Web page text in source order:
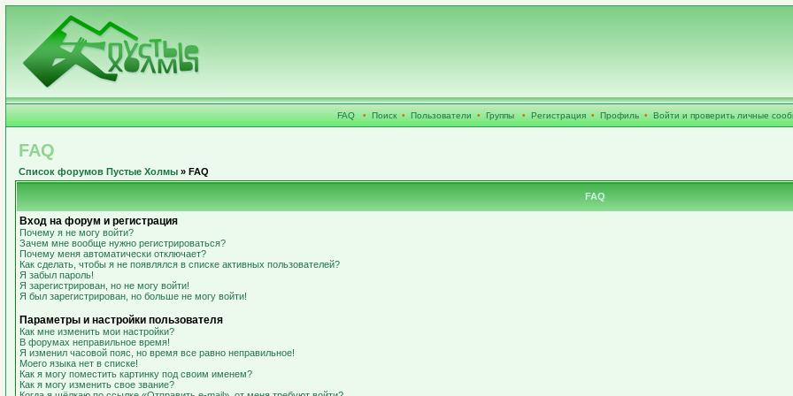
FAQ • Поиск • Пользователи • Группы • Регистрация • Профиль • Войти и проверить личные
FAQ
Список форумов Пустые Холмы » FAQ
FAQ
Вход на форум и регистрация
Почему я не могу войти?
Зачем мне вообще нужно регистрироваться?
Почему меня автоматически отключает?
Как сделать, чтобы я не появлялся в списке активных пользователей?
Я забыл пароль!
Я зарегистрирован, но не могу войти!
Я был зарегистрирован, но больше не могу войти!
Параметры и настройки пользователя
Как мне изменить мои настройки?
В форумах неправильное время!
Я изменил часовой пояс, но время все равно неправильное!
Моего языка нет в списке!
Как я могу поместить картинку под своим именем?
Как я могу изменить свое звание?